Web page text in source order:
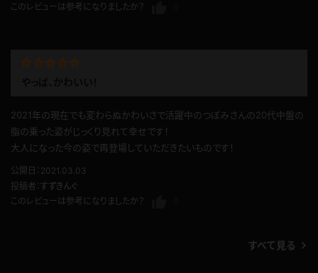
このレビューは参考になりましたか？
2021年の現在でも変わらぬかわいさで活躍中のつぼみさんの20代中盤の
脂の乗った姿がじっくり見れて幸せです！
大人になった今の姿で再登場していただきたいものです！
公開日：2021.03.03
投稿者： すずきんぐ
このレビューは参考になりましたか？
すべて見る